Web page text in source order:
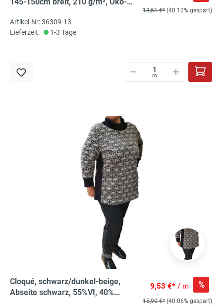
13,51 €* (40.12% gespart)
Artikel-Nr: 36309-13
Lieferzeit:
1-3 Tage
m
Cloqué, schwarz/dunkel-beige,
Abseite schwarz, 55%VI, 40%
9,53 €* / m %
15,90 €* (40.06% gespart)